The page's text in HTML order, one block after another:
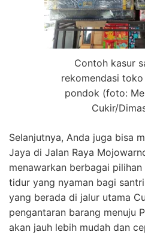
Contoh kasur
rekomendasi
pondok (foto:
Cukir/
Selanjutnya, Anda juga bisa
Jaya di Jalan Raya
menawarkan berbagai
tidur yang nyaman bagi
yang berada di jalur utama
pengantaran barang menuju
akan jauh lebih mudah dan